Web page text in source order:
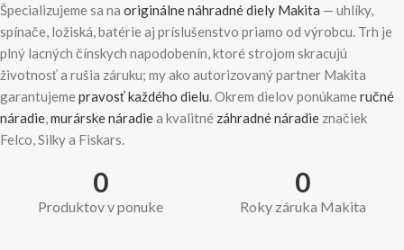
Špecializujeme sa na originálne náhradné diely Makita — uhlíky,
spínače, ložiská, batérie aj príslušenstvo priamo od výrobcu. Trh je
plný lacných čínskych napodobenín, ktoré strojom skracujú
životnosť a rušia záruku; my ako autorizovaný partner Makita
garantujemepravosť každého dielu. Okrem dielov ponúkameručné
náradie,murárske náradiea kvalitné záhradné náradie značiek
Felco, Silky a Fiskars.
0
Produktov v ponuke
0
Roky záruka Makita